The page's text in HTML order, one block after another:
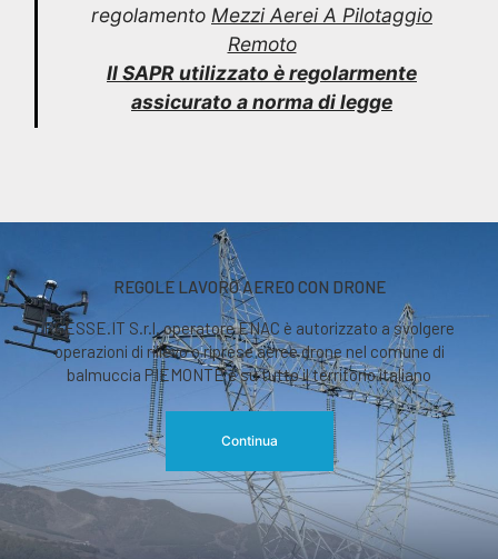
regolamento Mezzi Aerei A Pilotaggio
Remoto
Il SAPR utilizzato è regolarmente
assicurato a norma di legge
REGOLE LAVORO AEREO CON DRONE
RGESSE.IT S.r.l. operatore ENAC è autorizzato a svolgere
operazioni di rilievo o riprese aeree drone nel comune di
balmuccia PIEMONTE e su tutto il territorio italiano
Continua